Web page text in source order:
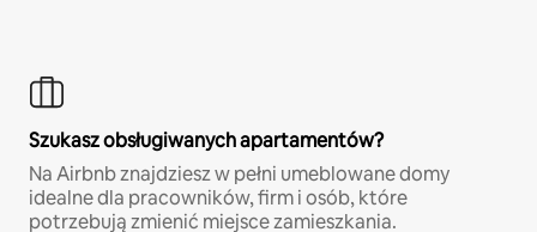
Szukasz obsługiwanych apartamentów?
Na Airbnb znajdziesz w pełni umeblowane domy
idealne dla pracowników, firm i osób, które
potrzebują zmienić miejsce zamieszkania.